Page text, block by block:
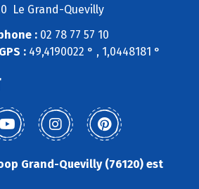
Le Grand-Quevilly
:02 78 77 57 10
:49,4190022 ° , 1,0448181 °
Grand-Quevilly (76120) est